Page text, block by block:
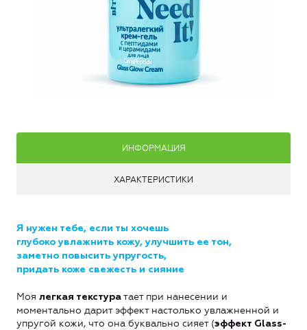
ИНФОРМАЦИЯ
ХАРАКТЕРИСТИКИ
Я нужен тебе, если ты хочешь
глубоко увлажнить кожу, улучшить ее тон,
заметно повысить упругость,
придать коже свежесть и сияние
Моя легкая текстура тает при нанесении и
моментально дарит эффект настолько увлажненной и
упругой кожи, что она буквально сияет (эффект Glass-